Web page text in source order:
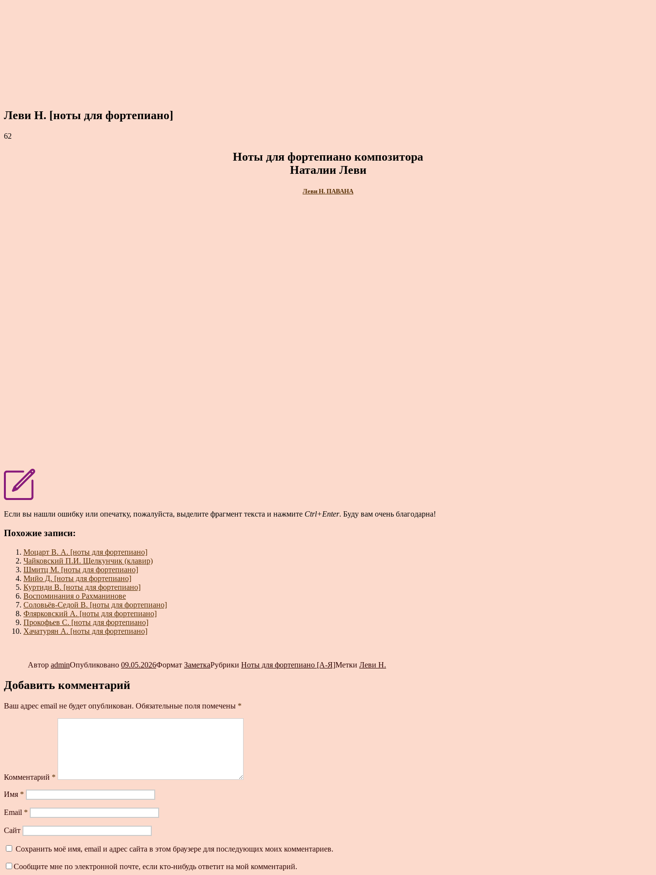
Леви Н. [ноты для фортепиано]
62
Ноты для фортепиано композитора
Наталии Леви
Леви Н. ПАВАНА
Если вы нашли ошибку или опечатку, пожалуйста, выделите фрагмент текста и нажмите Ctrl+Enter. Буду вам очень благодарна!
Похожие записи:
Моцарт В. А. [ноты для фортепиано]
Чайковский П.И. Щелкунчик (клавир)
Шмитц М. [ноты для фортепиано]
Мийо Д. [ноты для фортепиано]
Куртиди В. [ноты для фортепиано]
Воспоминания о Рахманинове
Соловьёв-Седой В. [ноты для фортепиано]
Флярковский А. [ноты для фортепиано]
Прокофьев С. [ноты для фортепиано]
Хачатурян А. [ноты для фортепиано]
Автор adminОпубликовано 09.05.2026Формат ЗаметкаРубрики Ноты для фортепиано [А-Я]Метки Леви Н.
Добавить комментарий
Ваш адрес email не будет опубликован. Обязательные поля помечены *
Комментарий *
Имя *
Email *
Сайт
Сохранить моё имя, email и адрес сайта в этом браузере для последующих моих комментариев.
Сообщите мне по электронной почте, если кто-нибудь ответит на мой комментарий.